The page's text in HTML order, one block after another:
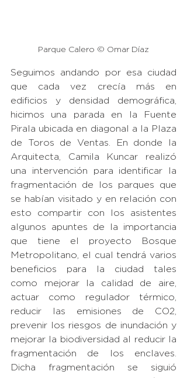
Parque Calero © Omar Díaz
Seguimos andando por esa ciudad
que cada vez crecía más en
edificios y densidad demográfica,
hicimos una parada en la Fuente
Pirala ubicada en diagonal a la Plaza
de Toros de Ventas. En donde la
Arquitecta, Camila Kuncar realizó
una intervención para identificar la
fragmentación de los parques que
se habían visitado y en relación con
esto compartir con los asistentes
algunos apuntes de la importancia
que tiene el proyecto Bosque
Metropolitano, el cual tendrá varios
beneficios para la ciudad tales
como mejorar la calidad de aire,
actuar como regulador térmico,
reducir las emisiones de CO2,
prevenir los riesgos de inundación y
mejorar la biodiversidad al reducir la
fragmentación de los enclaves.
Dicha fragmentación se siguió